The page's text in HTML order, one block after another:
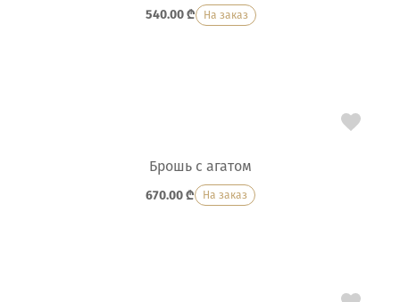
540.00₾ На заказ
Брошь с агатом
670.00₾ На заказ